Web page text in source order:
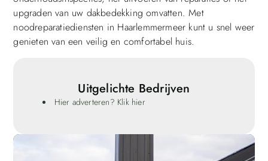
upgraden van uw dakbedekking omvatten. Met
noodreparatiediensten in Haarlemmermeer kunt u snel weer
genieten van een veilig en comfortabel huis.
Uitgelichte Bedrijven
Hier adverteren? Klik hier